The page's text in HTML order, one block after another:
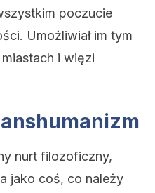
poczucie
Umożliwiał im tym
i więzi
nurt filozoficzny,
jako coś, co należy